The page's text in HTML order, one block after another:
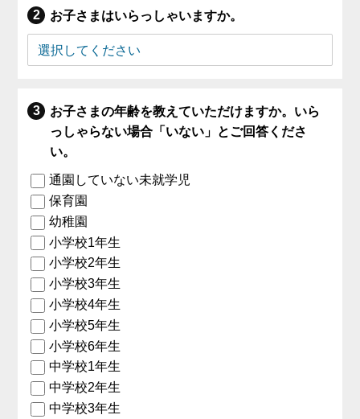
お子さまはいらっしゃいますか。
お子さまの年齢を教えていただけますか。いら
っしゃらない場合「いない」とご回答くださ
い。
通園していない未就学児
保育園
幼稚園
小学校1年生
小学校2年生
小学校3年生
小学校4年生
小学校5年生
小学校6年生
中学校1年生
中学校2年生
中学校3年生